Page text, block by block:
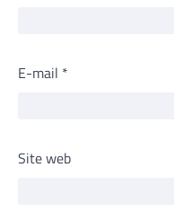
E-mail *
Site web